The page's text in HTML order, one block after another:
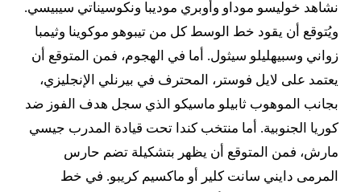
نشاهد خوليسو موداو وأوبري موديبا ونكوسيناتي سيبيسي.
ويُتوقع أن يقود خط الوسط كل من تيبوهو موكوينا وثيمبا
زواني وسبيهليلو سيثول. أما في الهجوم، فمن المتوقع أن
يعتمد على لايل فوستر، المحترف في بيرنلي الإنجليزي،
بجانب الموهوب ثابيلو ماسيكو الذي سجل هدف الفوز ضد
كوريا الجنوبية. أما منتخب كندا تحت قيادة المدرب جيسي
مارش، فمن المتوقع أن يظهر بتشكيلة تضم حارس
المرمى دايني سانت كلير أو ماكسيم كريبو. في خط